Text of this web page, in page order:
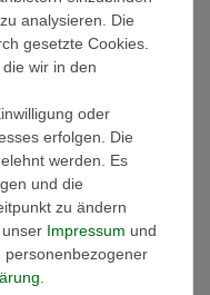
Warenkorb
MwSt.zzgl. Versandkosten
Swim-SPA AWT Cover
AWT Cover Lifter
199,00 € *
Warenkorb
MwSt.zzgl.Versandkosten
analysieren. Die
gesetzte Cookies.
wir in den
oder
erfolgen. Die
werden. Es
und die
zu ändern
Impressum und
personenbezogener